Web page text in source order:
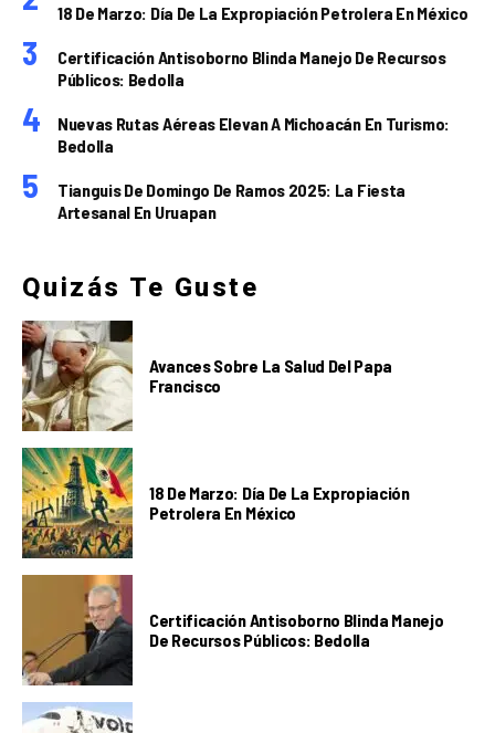
18 De Marzo: Día De La Expropiación Petrolera En México
Certificación Antisoborno Blinda Manejo De Recursos
Públicos: Bedolla
Nuevas Rutas Aéreas Elevan A Michoacán En Turismo:
Bedolla
Tianguis De Domingo De Ramos 2025: La Fiesta
Artesanal En Uruapan
Quizás Te Guste
Avances Sobre La Salud Del Papa
Francisco
18 De Marzo: Día De La Expropiación
Petrolera En México
Certificación Antisoborno Blinda Manejo
De Recursos Públicos: Bedolla